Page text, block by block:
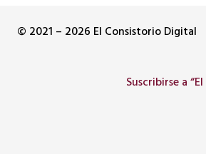
© 2021 – 2026 El Consistorio Digital
Suscribirse a